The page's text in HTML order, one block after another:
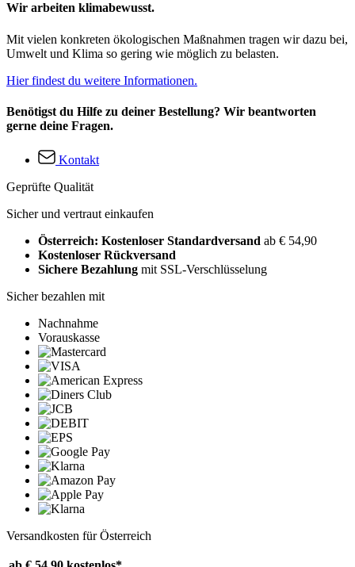
Wir arbeiten klimabewusst.
Mit vielen konkreten ökologischen Maßnahmen tragen wir dazu bei,
Umwelt und Klima so gering wie möglich zu belasten.
Hier findest du weitere Informationen.
Benötigst du Hilfe zu deiner Bestellung? Wir beantworten
gerne deine Fragen.
Kontakt
Geprüfte Qualität
Sicher und vertraut einkaufen
Österreich: Kostenloser Standardversand ab € 54,90
Kostenloser Rückversand
Sichere Bezahlung mit SSL-Verschlüsselung
Sicher bezahlen mit
Nachnahme
Vorauskasse
Versandkosten für Österreich